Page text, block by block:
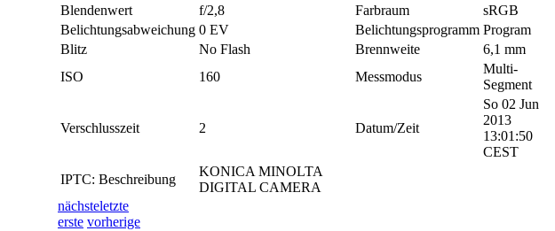
Blendenwert
f/2,8 Farbraum
sRGB
Belichtungsabweichung 0 EV Belichtungsprogramm Program
Blitz
No Flash Brennweite
6,1 mm
ISO
160 Messmodus
Multi-
Segment
Verschlusszeit 2 Datum/Zeit
So 02 Jun
2013
13:01:50
CEST
IPTC: Beschreibung
KONICA MINOLTA
DIGITAL CAMERA
nächsteletzte
erste vorherige